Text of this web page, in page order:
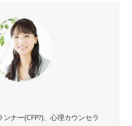
ナー(CFP?)、心理カウンセラ